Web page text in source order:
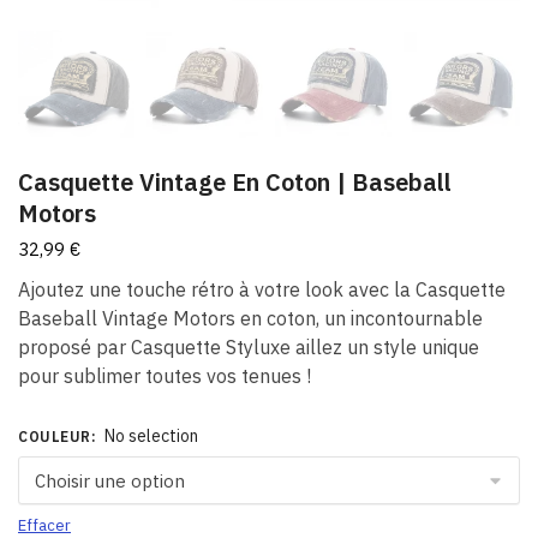
Casquette Vintage En Coton | Baseball
Motors
32,99 €
Ajoutez une touche rétro à votre look avec la Casquette
Baseball Vintage Motors en coton, un incontournable
proposé par Casquette Styluxe aillez un style unique
pour sublimer toutes vos tenues !
COULEUR : No selection
Effacer